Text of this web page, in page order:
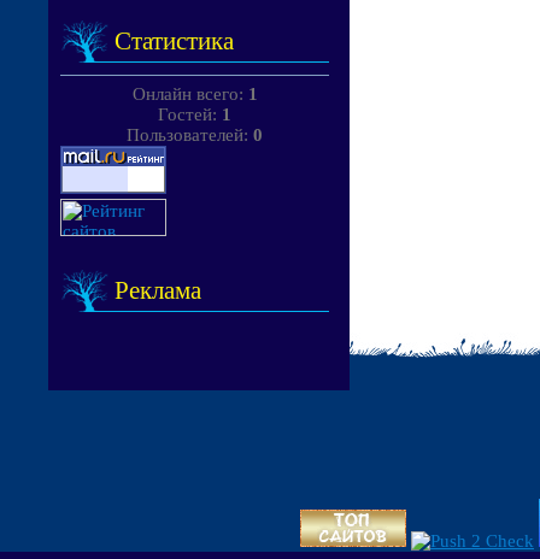
Статистика
Онлайн всего: 1
Гостей: 1
Пользователей: 0
Реклама